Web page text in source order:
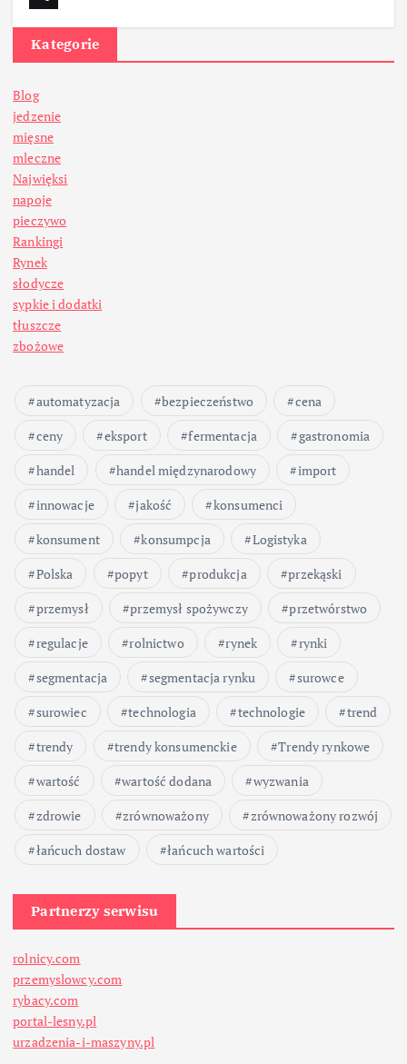
Kategorie
Blog
jedzenie
mięsne
mleczne
Najwięksi
napoje
pieczywo
Rankingi
Rynek
słodycze
sypkie i dodatki
tłuszcze
zbożowe
automatyzacja bezpieczeństwo
cena
ceny
eksport fermentacja
gastronomia
handel
handel międzynarodowy
import
innowacje
jakość
konsumenci
konsument
konsumpcja
Logistyka
Polska
popyt produkcja
przekąski
przemysł
przemysł spożywczy
przetwórstwo
regulacje
rolnictwo rynek
rynki
segmentacja
segmentacja rynku
surowce
surowiec
technologia technologie
trend
trendy
trendy konsumenckie
Trendy rynkowe
wartość
wartość dodana
wyzwania
zdrowie
zrównoważony
zrównoważony rozwój
łańcuch dostaw
łańcuch wartości
Partnerzy serwisu
rolnicy.com
przemyslowcy.com
rybacy.com
portal-lesny.pl
urzadzenia-i-maszyny.pl